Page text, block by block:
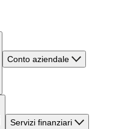
Conto aziendale
Servizi finanziari